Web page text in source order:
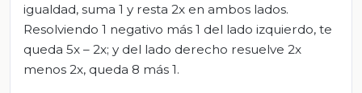
igualdad, suma 1 y resta 2x en ambos lados.
Resolviendo 1 negativo más 1 del lado izquierdo, te
queda 5x – 2x; y del lado derecho resuelve 2x
menos 2x, queda 8 más 1.